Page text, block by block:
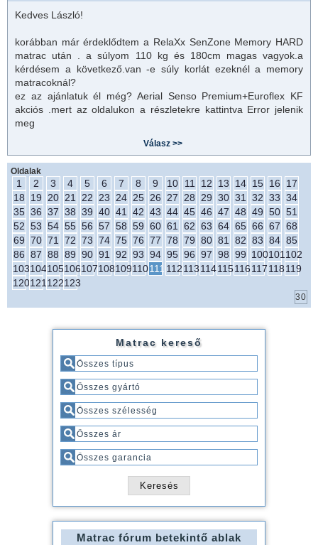
Kedves László!
korábban már érdeklődtem a RelaXx SenZone Memory HARD
matrac után . a súlyom 110 kg és 180cm magas vagyok.a
kérdésem a következő.van -e súly korlát ezeknél a memory
matracoknál?
ez az ajánlatuk él még? Aerial Senso Premium+Euroflex KF
akciós .mert az oldalukon a részletekre kattintva Error jelenik
meg
Oldalak
1 2 3 4 5 6 7 8 9 10 11 12 13 14 15 16
17
18
19 20 21 22 23 24 25 26 27 28 29 30 31 32 33 34
35 36 37 38 39 40 41 42 43 44 45 46 47 48 49 50 51
52 53 54 55 56 57 58 59 60 61 62 63 64 65 66 67 68
69 70 71 72 73 74 75 76 77 78 79 80 81 82 83 84 85
86 87 88 89 90 91 92 93 94 95 96 97 98 99 100101 102
103104105106107108109110111 112113114115116117118119
120121 122123
Matrac kereső
Matrac fórum betekintő ablak